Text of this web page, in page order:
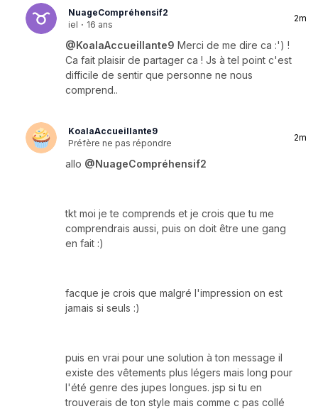
NuageCompréhensif2
iel · 16 ans
2m
@KoalaAccueillante9 Merci de me dire ca :') !
Ca fait plaisir de partager ca ! Js à tel point c'est
difficile de sentir que personne ne nous
comprend..
KoalaAccueillante9
Préfère ne pas répondre
2m
allo @NuageCompréhensif2
tkt moi je te comprends et je crois que tu me
comprendrais aussi, puis on doit être une gang
en fait :)
facque je crois que malgré l'impression on est
jamais si seuls :)
puis en vrai pour une solution à ton message il
existe des vêtements plus légers mais long pour
l'été genre des jupes longues. jsp si tu en
trouverais de ton style mais comme c pas collé